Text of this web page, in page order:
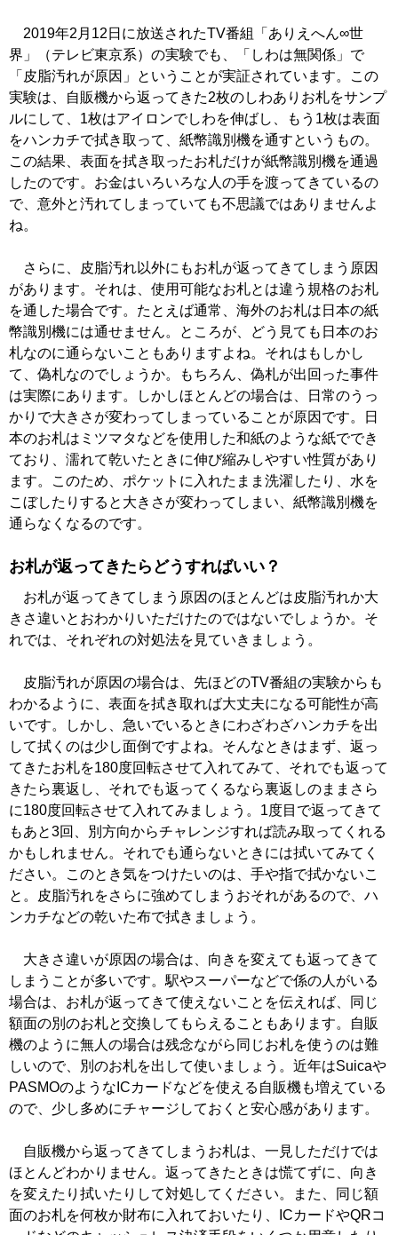
2019年2月12日に放送されたTV番組「ありえへん∞世
界」（テレビ東京系）の実験でも、「しわは無関係」で
「皮脂汚れが原因」ということが実証されています。この
実験は、自販機から返ってきた2枚のしわありお札をサンプ
ルにして、1枚はアイロンでしわを伸ばし、もう1枚は表面
をハンカチで拭き取って、紙幣識別機を通すというもの。
この結果、表面を拭き取ったお札だけが紙幣識別機を通過
したのです。お金はいろいろな人の手を渡ってきているの
で、意外と汚れてしまっていても不思議ではありませんよ
ね。
さらに、皮脂汚れ以外にもお札が返ってきてしまう原因
があります。それは、使用可能なお札とは違う規格のお札
を通した場合です。たとえば通常、海外のお札は日本の紙
幣識別機には通せません。ところが、どう見ても日本のお
札なのに通らないこともありますよね。それはもしかし
て、偽札なのでしょうか。もちろん、偽札が出回った事件
は実際にあります。しかしほとんどの場合は、日常のうっ
かりで大きさが変わってしまっていることが原因です。日
本のお札はミツマタなどを使用した和紙のような紙ででき
ており、濡れて乾いたときに伸び縮みしやすい性質があり
ます。このため、ポケットに入れたまま洗濯したり、水を
こぼしたりすると大きさが変わってしまい、紙幣識別機を
通らなくなるのです。
お札が返ってきたらどうすればいい？
お札が返ってきてしまう原因のほとんどは皮脂汚れか大
きさ違いとおわかりいただけたのではないでしょうか。そ
れでは、それぞれの対処法を見ていきましょう。
皮脂汚れが原因の場合は、先ほどのTV番組の実験からも
わかるように、表面を拭き取れば大丈夫になる可能性が高
いです。しかし、急いでいるときにわざわざハンカチを出
して拭くのは少し面倒ですよね。そんなときはまず、返っ
てきたお札を180度回転させて入れてみて、それでも返って
きたら裏返し、それでも返ってくるなら裏返しのままさら
に180度回転させて入れてみましょう。1度目で返ってきて
もあと3回、別方向からチャレンジすれば読み取ってくれる
かもしれません。それでも通らないときには拭いてみてく
ださい。このとき気をつけたいのは、手や指で拭かないこ
と。皮脂汚れをさらに強めてしまうおそれがあるので、ハ
ンカチなどの乾いた布で拭きましょう。
大きさ違いが原因の場合は、向きを変えても返ってきて
しまうことが多いです。駅やスーパーなどで係の人がいる
場合は、お札が返ってきて使えないことを伝えれば、同じ
額面の別のお札と交換してもらえることもあります。自販
機のように無人の場合は残念ながら同じお札を使うのは難
しいので、別のお札を出して使いましょう。近年はSuicaや
PASMOのようなICカードなどを使える自販機も増えている
ので、少し多めにチャージしておくと安心感があります。
自販機から返ってきてしまうお札は、一見しただけでは
ほとんどわかりません。返ってきたときは慌てずに、向き
を変えたり拭いたりして対処してください。また、同じ額
面のお札を何枚か財布に入れておいたり、ICカードやQRコ